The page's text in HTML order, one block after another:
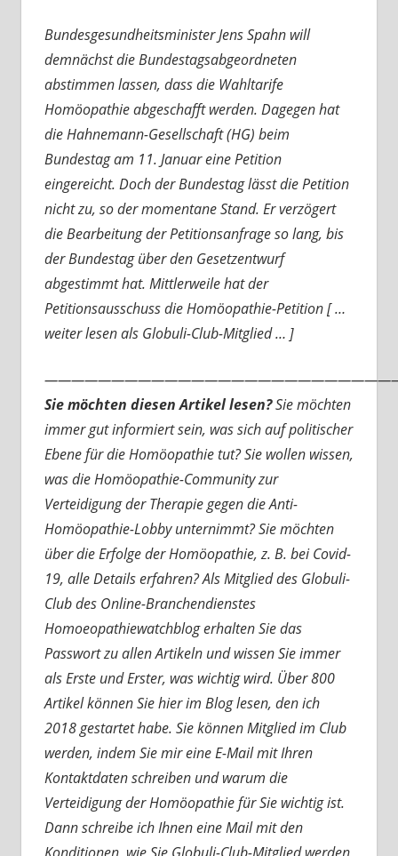
Bundesgesundheitsminister Jens Spahn will
demnächst die Bundestagsabgeordneten
abstimmen lassen, dass die Wahltarife
Homöopathie abgeschafft werden. Dagegen hat
die Hahnemann-Gesellschaft (HG) beim
Bundestag am 11. Januar eine Petition
eingereicht. Doch der Bundestag lässt die Petition
nicht zu, so der momentane Stand. Er verzögert
die Bearbeitung der Petitionsanfrage so lang, bis
der Bundestag über den Gesetzentwurf
abgestimmt hat. Mittlerweile hat der
Petitionsausschuss die Homöopathie-Petition [ …
weiter lesen als Globuli-Club-Mitglied … ]
Sie möchten diesen Artikel lesen?Sie möchten
immer gut informiert sein, was sich auf politischer
Ebene für die Homöopathie tut? Sie wollen wissen,
was die Homöopathie-Community zur
Verteidigung der Therapie gegen die Anti-
Homöopathie-Lobby unternimmt? Sie möchten
über die Erfolge der Homöopathie, z. B. bei Covid-
19, alle Details erfahren? Als Mitglied des Globuli-
Club des Online-Branchendienstes
Homoeopathiewatchblog erhalten Sie das
Passwort zu allen Artikeln und wissen Sie immer
als Erste und Erster, was wichtig wird. Über 800
Artikel können Sie hier im Blog lesen, den ich
2018 gestartet habe. Sie können Mitglied im Club
werden, indem Sie mir eine E-Mail mit Ihren
Kontaktdaten schreiben und warum die
Verteidigung der Homöopathie für Sie wichtig ist.
Dann schreibe ich Ihnen eine Mail mit den